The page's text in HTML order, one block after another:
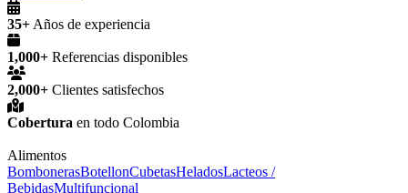
35+ Años de experiencia
1,000+ Referencias disponibles
2,000+ Clientes satisfechos
Cobertura en todo Colombia
Alimentos
BombonerasBotellonCubetasHeladosLacteos /
BebidasMultifuncional